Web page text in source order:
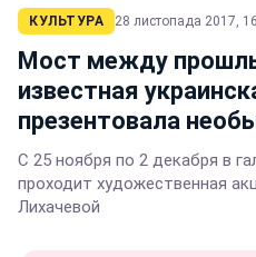
КУЛЬТУРА 28 листопада 2017,
Мост между
известная
презентовала
С 25 ноября по 2 декабря в
проходит художественная
Лихачевой